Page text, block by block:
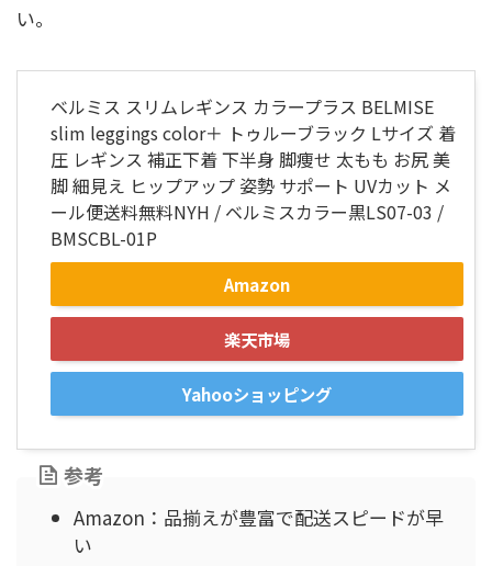
い。
ベルミス スリムレギンス カラープラス BELMISE
slim leggings color＋ トゥルーブラック Lサイズ 着
圧 レギンス 補正下着 下半身 脚痩せ 太もも お尻 美
脚 細見え ヒップアップ 姿勢 サポート UVカット メ
ール便送料無料NYH / ベルミスカラー黒LS07-03 /
BMSCBL-01P
Amazon
楽天市場
Yahooショッピング
参考
Amazon：品揃えが豊富で配送スピードが早
い